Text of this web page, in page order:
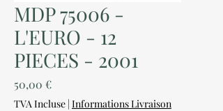
MDP 75006 -
L'EURO - 12
PIECES - 2001
50,00 €Prix
TVA Incluse | Informations Livraison